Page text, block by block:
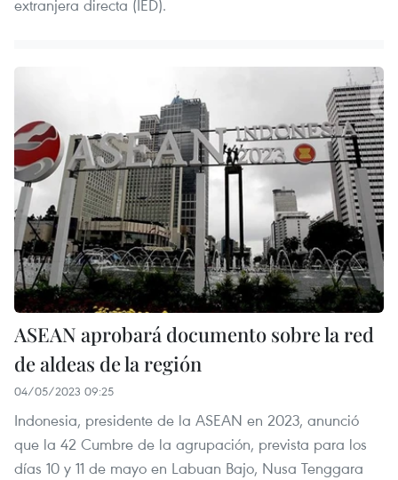
extranjera directa (IED).
ASEAN aprobará documento sobre la red
de aldeas de la región
04/05/2023 09:25
Indonesia, presidente de la ASEAN en 2023, anunció
que la 42 Cumbre de la agrupación, prevista para los
días 10 y 11 de mayo en Labuan Bajo, Nusa Tenggara